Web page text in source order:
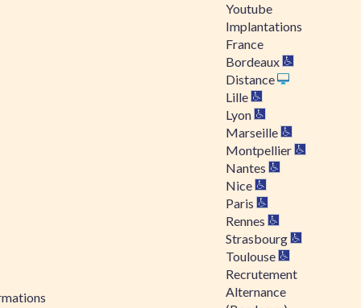
Youtube
Implantations
France
Bordeaux
Distance
Lille
Lyon
Marseille
Montpellier
Nantes
Nice
Paris
Rennes
Strasbourg
Toulouse
Recrutement
Alternance